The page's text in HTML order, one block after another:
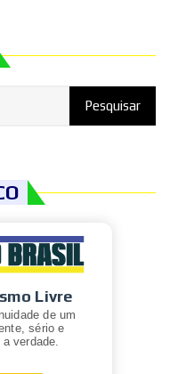
Livre
de um
sério e
verdade.